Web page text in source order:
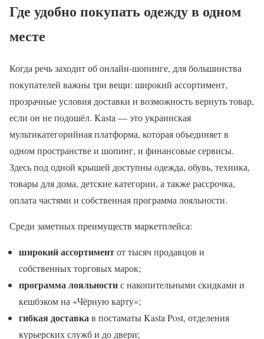
Где удобно покупать одежду в одном
месте
Когда речь заходит об онлайн-шопинге, для большинства
покупателей важны три вещи: широкий ассортимент,
прозрачные условия доставки и возможность вернуть товар,
если он не подошёл. Kasta — это украинская
мультикатегорийная платформа, которая объединяет в
одном пространстве и шопинг, и финансовые сервисы.
Здесь под одной крышей доступны одежда, обувь, техника,
товары для дома, детские категории, а также рассрочка,
оплата частями и собственная программа лояльности.
Среди заметных преимуществ маркетплейса:
широкий ассортиментот тысяч продавцов и
собственных торговых марок;
программа лояльностис накопительными скидками и
кешбэком на «Чёрную карту»;
гибкая доставкав постаматы Kasta Post, отделения
курьерских служб и до двери;